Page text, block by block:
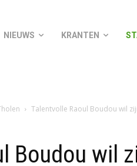
NIEUWS KRANTEN
Talentvolle Raoul Boudou wil
Boudou wil